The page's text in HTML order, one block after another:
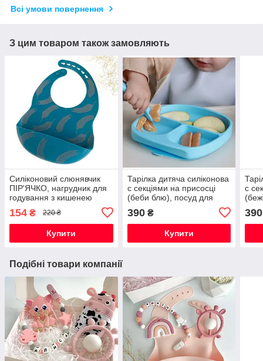
Всі умови повернення
З цим товаром також замовляють
Силіконовий слюнявчик
ПІР'ЯЧКО, нагрудник для
годування з кишенею
154 ₴ 220 ₴
Купити
Тарілка дитяча силіконова
с секціями на присосці
(беби блю), посуд для
390₴
Купити
с
390
Подібні товари компанії